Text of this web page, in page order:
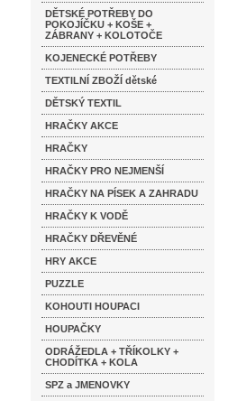
DĚTSKÉ POTŘEBY DO
POKOJÍČKU + KOŠE +
ZÁBRANY + KOLOTOČE
KOJENECKÉ POTŘEBY
TEXTILNÍ ZBOŽÍ dětské
DĚTSKÝ TEXTIL
HRAČKY AKCE
HRAČKY
HRAČKY PRO NEJMENŠÍ
HRAČKY NA PÍSEK A ZAHRADU
HRAČKY K VODĚ
HRAČKY DŘEVĚNÉ
HRY AKCE
PUZZLE
KOHOUTI HOUPACI
HOUPAČKY
ODRÁŽEDLA + TŘÍKOLKY +
CHODÍTKA + KOLA
SPZ a JMENOVKY